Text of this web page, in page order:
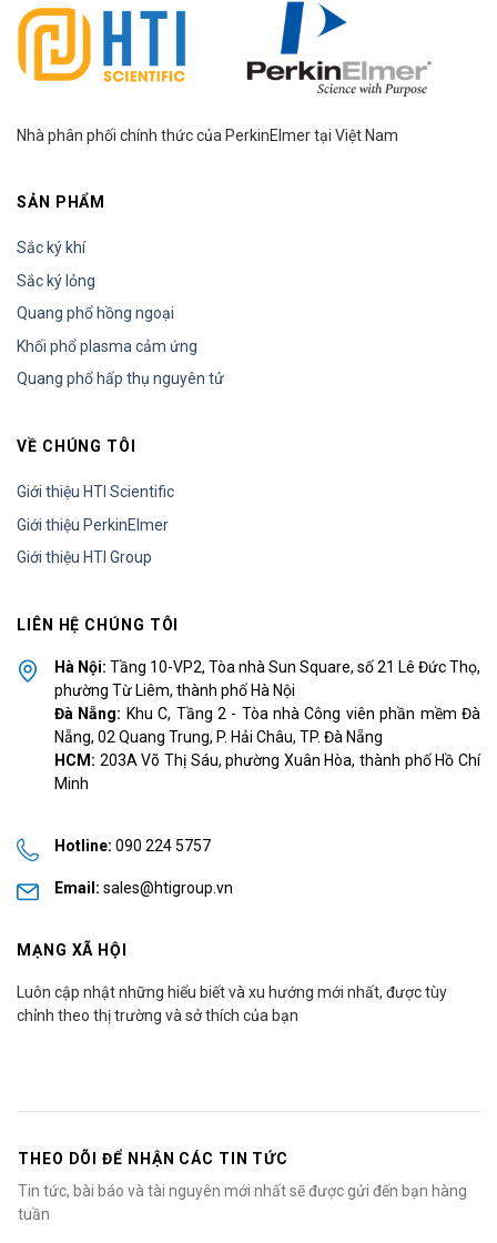
Nhà phân phối chính thức của PerkinElmer tại Việt Nam
SẢN PHẨM
Sắc ký khí
Sắc ký lỏng
Quang phổ hồng ngoại
Khối phổ plasma cảm ứng
Quang phổ hấp thụ nguyên tử
VỀ CHÚNG TÔI
Giới thiệu HTI Scientific
Giới thiệu PerkinElmer
Giới thiệu HTI Group
LIÊN HỆ CHÚNG TÔI
Hà Nội: Tầng 10-VP2, Tòa nhà Sun Square, số 21 Lê Đức Thọ,
phường Từ Liêm, thành phố Hà Nội
Đà Nẵng: Khu C, Tầng 2 - Tòa nhà Công viên phần mềm Đà
Nẵng, 02 Quang Trung, P. Hải Châu, TP. Đà Nẵng
HCM: 203A Võ Thị Sáu, phường Xuân Hòa, thành phố Hồ Chí
Minh
Hotline: 090 224 5757
Email: sales@htigroup.vn
MẠNG XÃ HỘI
Luôn cập nhật những hiểu biết và xu hướng mới nhất, được tùy
chỉnh theo thị trường và sở thích của bạn
THEO DÕI ĐỂ NHẬN CÁC TIN TỨC
Tin tức, bài báo và tài nguyên mới nhất sẽ được gửi đến bạn hàng
tuần